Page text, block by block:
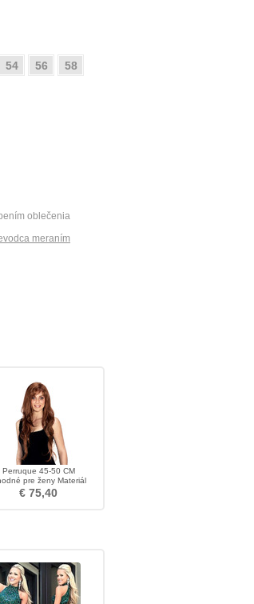
54 56
58
oblečenia
meraním
Perruque 45-50 CM
pre ženy Materiál
vysokej teploty
€ 75,40